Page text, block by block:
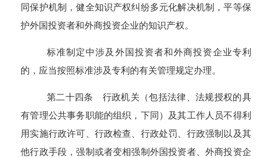
同保护机制，健全知识产权纠纷多元化解决机制，平等保
护外国投资者和外商投资企业的知识产权。
标准制定中涉及外国投资者和外商投资企业专利
的，应当按照标准涉及专利的有关管理规定办理。
第二十四条 行政机关（包括法律、法规授权的具
有管理公共事务职能的组织，下同）及其工作人员不得利
用实施行政许可、行政检查、行政处罚、行政强制以及其
他行政手段，强制或者变相强制外国投资者、外商投资企